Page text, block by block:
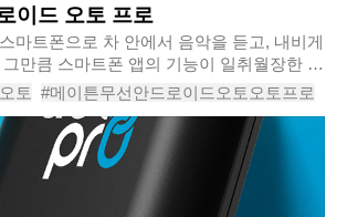
이드 오토 프로
마트폰으로 차 안에서 음악을 듣고, 내비게
만큼 스마트폰 앱의 기능이 일취월장한 덕
문 기기나 내비게이션 디바이스 이상으로
하기도 편리하고 기..
토 #메이튼무선안드로이드오토오토프로
#안드로이드오토동글
선연결 #안드로이드오토사용하기
원
#안드로이드오토출시